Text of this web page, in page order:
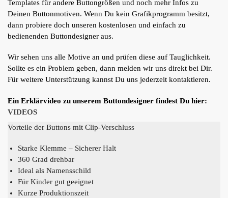
Templates für andere Buttongrößen und noch mehr Infos zu
Deinen Buttonmotiven. Wenn Du kein Grafikprogramm besitzt,
dann probiere doch unseren kostenlosen und einfach zu
bedienenden Buttondesigner aus.
Wir sehen uns alle Motive an und prüfen diese auf Tauglichkeit.
Sollte es ein Problem geben, dann melden wir uns direkt bei Dir.
Für weitere Unterstützung kannst Du uns jederzeit kontaktieren.
Ein Erklärvideo zu unserem Buttondesigner findest Du hier:
VIDEOS
Vorteile der Buttons mit Clip-Verschluss
Starke Klemme – Sicherer Halt
360 Grad drehbar
Ideal als Namensschild
Für Kinder gut geeignet
Kurze Produktionszeit